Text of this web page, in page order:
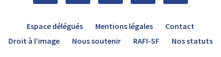
Espace délégués Mentions légales
Contact
Droit à l’image
Nous soutenir RAFI-SF Nos statuts